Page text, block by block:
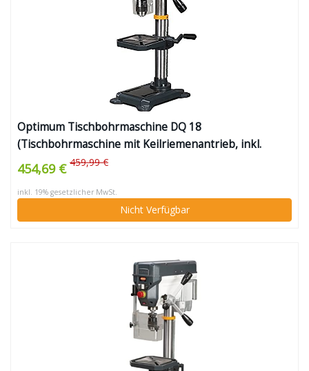
Optimum Tischbohrmaschine DQ 18
(Tischbohrmaschine mit Keilriemenantrieb, inkl.
Arbeitstisch neigbar + drehbar, Pinolenhub 65 mm,
Spindelaufnahme MK2)
454,69 € 459,99 €
inkl. 19% gesetzlicher MwSt.
Nicht Verfügbar